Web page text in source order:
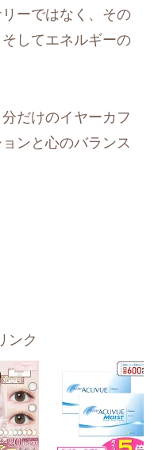
ーではなく、その
してエネルギーの
だけのイヤーカフ
ンと心のバランス
ンク